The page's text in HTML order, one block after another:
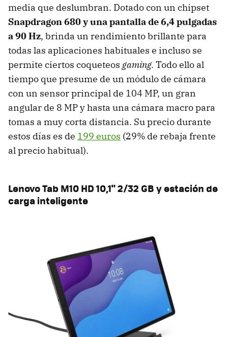
media que deslumbran. Dotado con un chipset
Snapdragon 680 y una pantalla de 6,4 pulgadas
a 90 Hz, brinda un rendimiento brillante para
todas las aplicaciones habituales e incluso se
permite ciertos coqueteos gaming. Todo ello al
tiempo que presume de un módulo de cámara
con un sensor principal de 104 MP, un gran
angular de 8 MP y hasta una cámara macro para
tomas a muy corta distancia. Su precio durante
estos días es de 199 euros (29% de rebaja frente
al precio habitual).
Lenovo Tab M10 HD 10,1" 2/32 GB y estación de
carga inteligente